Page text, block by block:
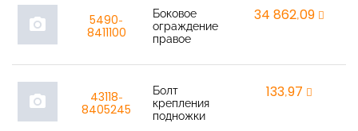
photo_camera
5490-
8411100
Боковое
ограждение
правое
34 862,09
photo_camera
43118-
8405245
Болт
крепления
подножки
133,97